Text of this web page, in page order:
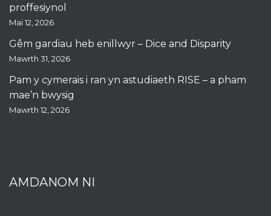
proffesiynol
Mai 12, 2026
Gêm gardiau heb enillwyr – Dice and Disparity
Mawrth 31, 2026
Pam y cymerais i ran yn astudiaeth RISE – a pham
mae’n bwysig
Mawrth 12, 2026
AMDANOM NI